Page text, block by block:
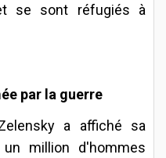
se sont réfugiés à
par la guerre
a affiché sa
million d'hommes